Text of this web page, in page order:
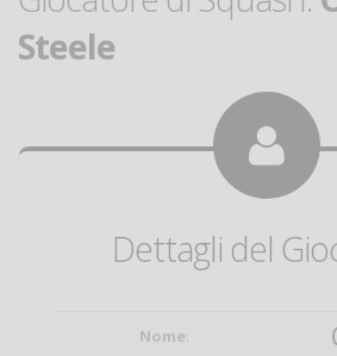
Steele
Dettagli del
Nome: